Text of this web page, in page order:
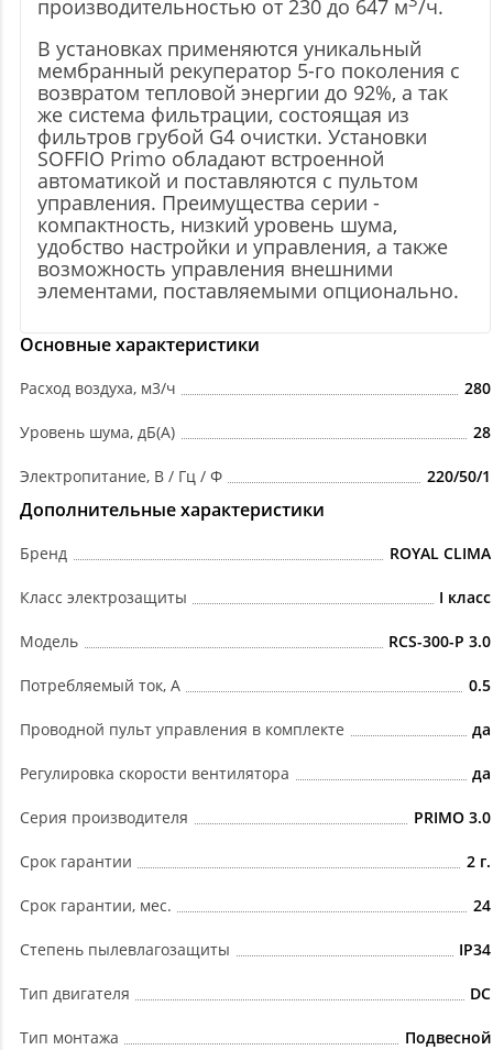
производительностью от 230 до 647 м /ч.
В установках применяются уникальный
мембранный рекуператор 5-го поколения с
возвратом тепловой энергии до 92%, а так
же система фильтрации, состоящая из
фильтров грубой G4 очистки. Установки
SOFFIO Primo обладают встроенной
автоматикой и поставляются с пультом
управления. Преимущества серии -
компактность, низкий уровень шума,
удобство настройки и управления, а также
возможность управления внешними
элементами, поставляемыми опционально.
Основные характеристики
Расход воздуха, м3/ч 280
Уровень шума, дБ(А) 28
Электропитание, В / Гц / Ф 220/50/1
Дополнительные характеристики
Бренд ROYAL CLIMA
Класс электрозащиты I класс
Модель RCS-300-P 3.0
Потребляемый ток, А 0.5
Проводной пульт управления в комплекте да
Регулировка скорости вентилятора да
Серия производителя PRIMO 3.0
Срок гарантии 2 г.
Срок гарантии, мес. 24
Степень пылевлагозащиты IP34
Тип двигателя DC
Тип монтажа Подвесной